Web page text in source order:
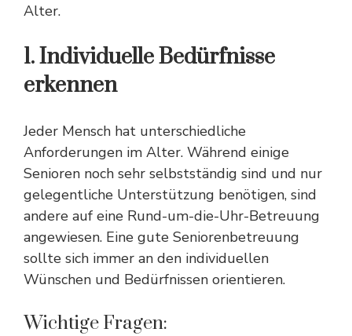
Alter.
1. Individuelle Bedürfnisse
erkennen
Jeder Mensch hat unterschiedliche
Anforderungen im Alter. Während einige
Senioren noch sehr selbstständig sind und nur
gelegentliche Unterstützung benötigen, sind
andere auf eine Rund-um-die-Uhr-Betreuung
angewiesen. Eine gute Seniorenbetreuung
sollte sich immer an den individuellen
Wünschen und Bedürfnissen orientieren.
Wichtige Fragen: